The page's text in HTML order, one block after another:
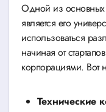
Одной из основных
является его
использоваться
начиная от
корпорациями. Вот
Технические